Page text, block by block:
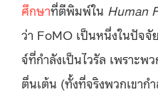
ศึกษาที่ตีพิมพ์ใน Human
ว่า FoMO เป็นหนึ่งในปัจจั
จ์ที่กำลังเป็นไวรัล เพราะพ
ตื่นเต้น (ทั้งที่จริงพวกเขาก